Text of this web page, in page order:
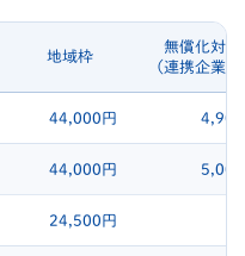
地域枠
無償化対象
（連携企業枠
44,000円
44,000円
24,500円